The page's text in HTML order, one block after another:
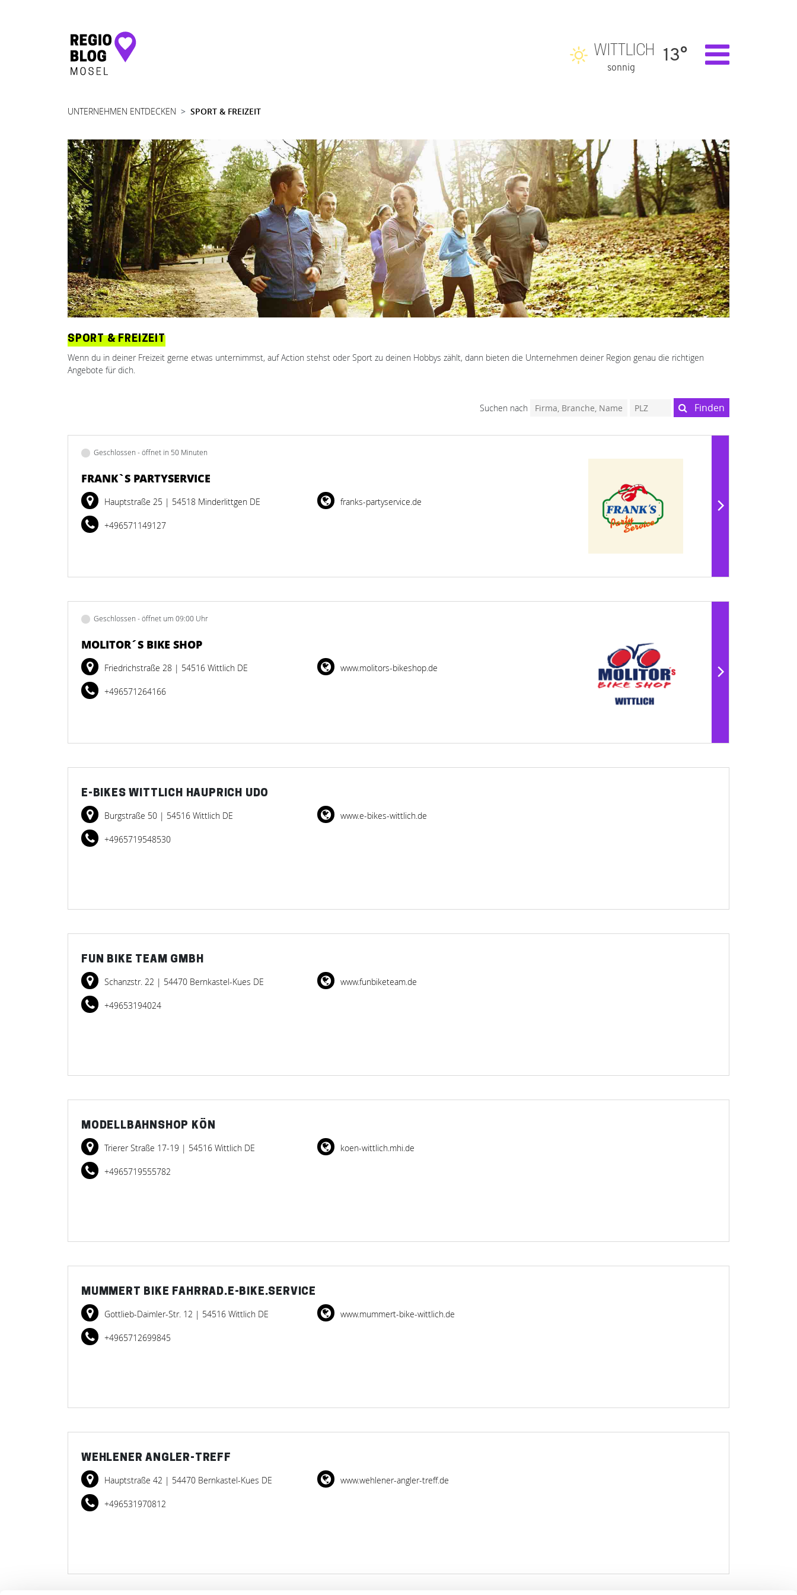
Hauptnavigation
WITTLICH
sonnig
13°
UNTERNEHMEN ENTDECKEN SPORT & FREIZEIT
SPORT & FREIZEIT
Wenn du in deiner Freizeit gerne etwas unternimmst, auf Action stehst oder Sport zu deinen Hobbys zählt, dann bieten die Unternehmen deiner Region genau die richtigen
Angebote für dich.
Suchen nach Finden
Geschlossen - öffnet in 50 Minuten
FRANK`S PARTYSERVICE
Hauptstraße 25 | 54518 Minderlittgen DE
+496571149127
franks-partyservice.de
Geschlossen - öffnet um 09:00 Uhr
MOLITOR´S BIKE SHOP
Friedrichstraße 28 | 54516 Wittlich DE
+496571264166
www.molitors-bikeshop.de
E-BIKES WITTLICH HAUPRICH UDO
Burgstraße 50 | 54516 Wittlich DE
+4965719548530
www.e-bikes-wittlich.de
FUN BIKE TEAM GMBH
Schanzstr. 22 | 54470 Bernkastel-Kues DE
+49653194024
www.funbiketeam.de
MODELLBAHNSHOP KÖN
Trierer Straße 17-19 | 54516 Wittlich DE
+4965719555782
koen-wittlich.mhi.de
MUMMERT BIKE FAHRRAD.E-BIKE.SERVICE
Gottlieb-Daimler-Str. 12 | 54516 Wittlich DE
+4965712699845
www.mummert-bike-wittlich.de
WEHLENER ANGLER-TREFF
Hauptstraße 42 | 54470 Bernkastel-Kues DE
+496531970812
www.wehlener-angler-treff.de